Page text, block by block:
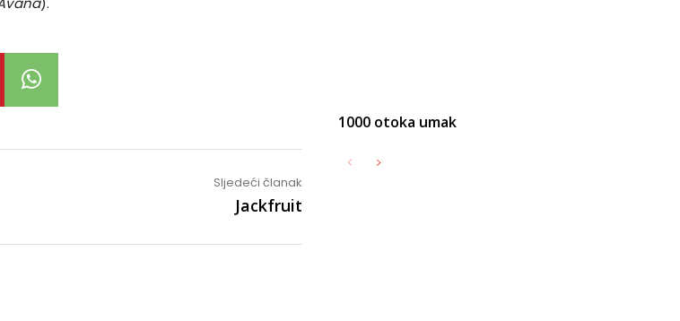
Sljedeći članak
Jackfruit
1000 otoka umak